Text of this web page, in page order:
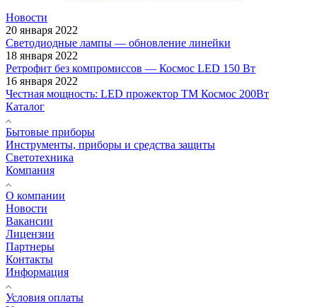
Новости
20 января 2022
Светодиодные лампы — обновление линейки
18 января 2022
Ретрофит без компромиссов — Космос LED 150 Вт
16 января 2022
Честная мощность: LED прожектор ТМ Космос 200Вт
Каталог
Бытовые приборы
Инструменты, приборы и средства защиты
Светотехника
Компания
О компании
Новости
Вакансии
Лицензии
Партнеры
Контакты
Информация
Условия оплаты